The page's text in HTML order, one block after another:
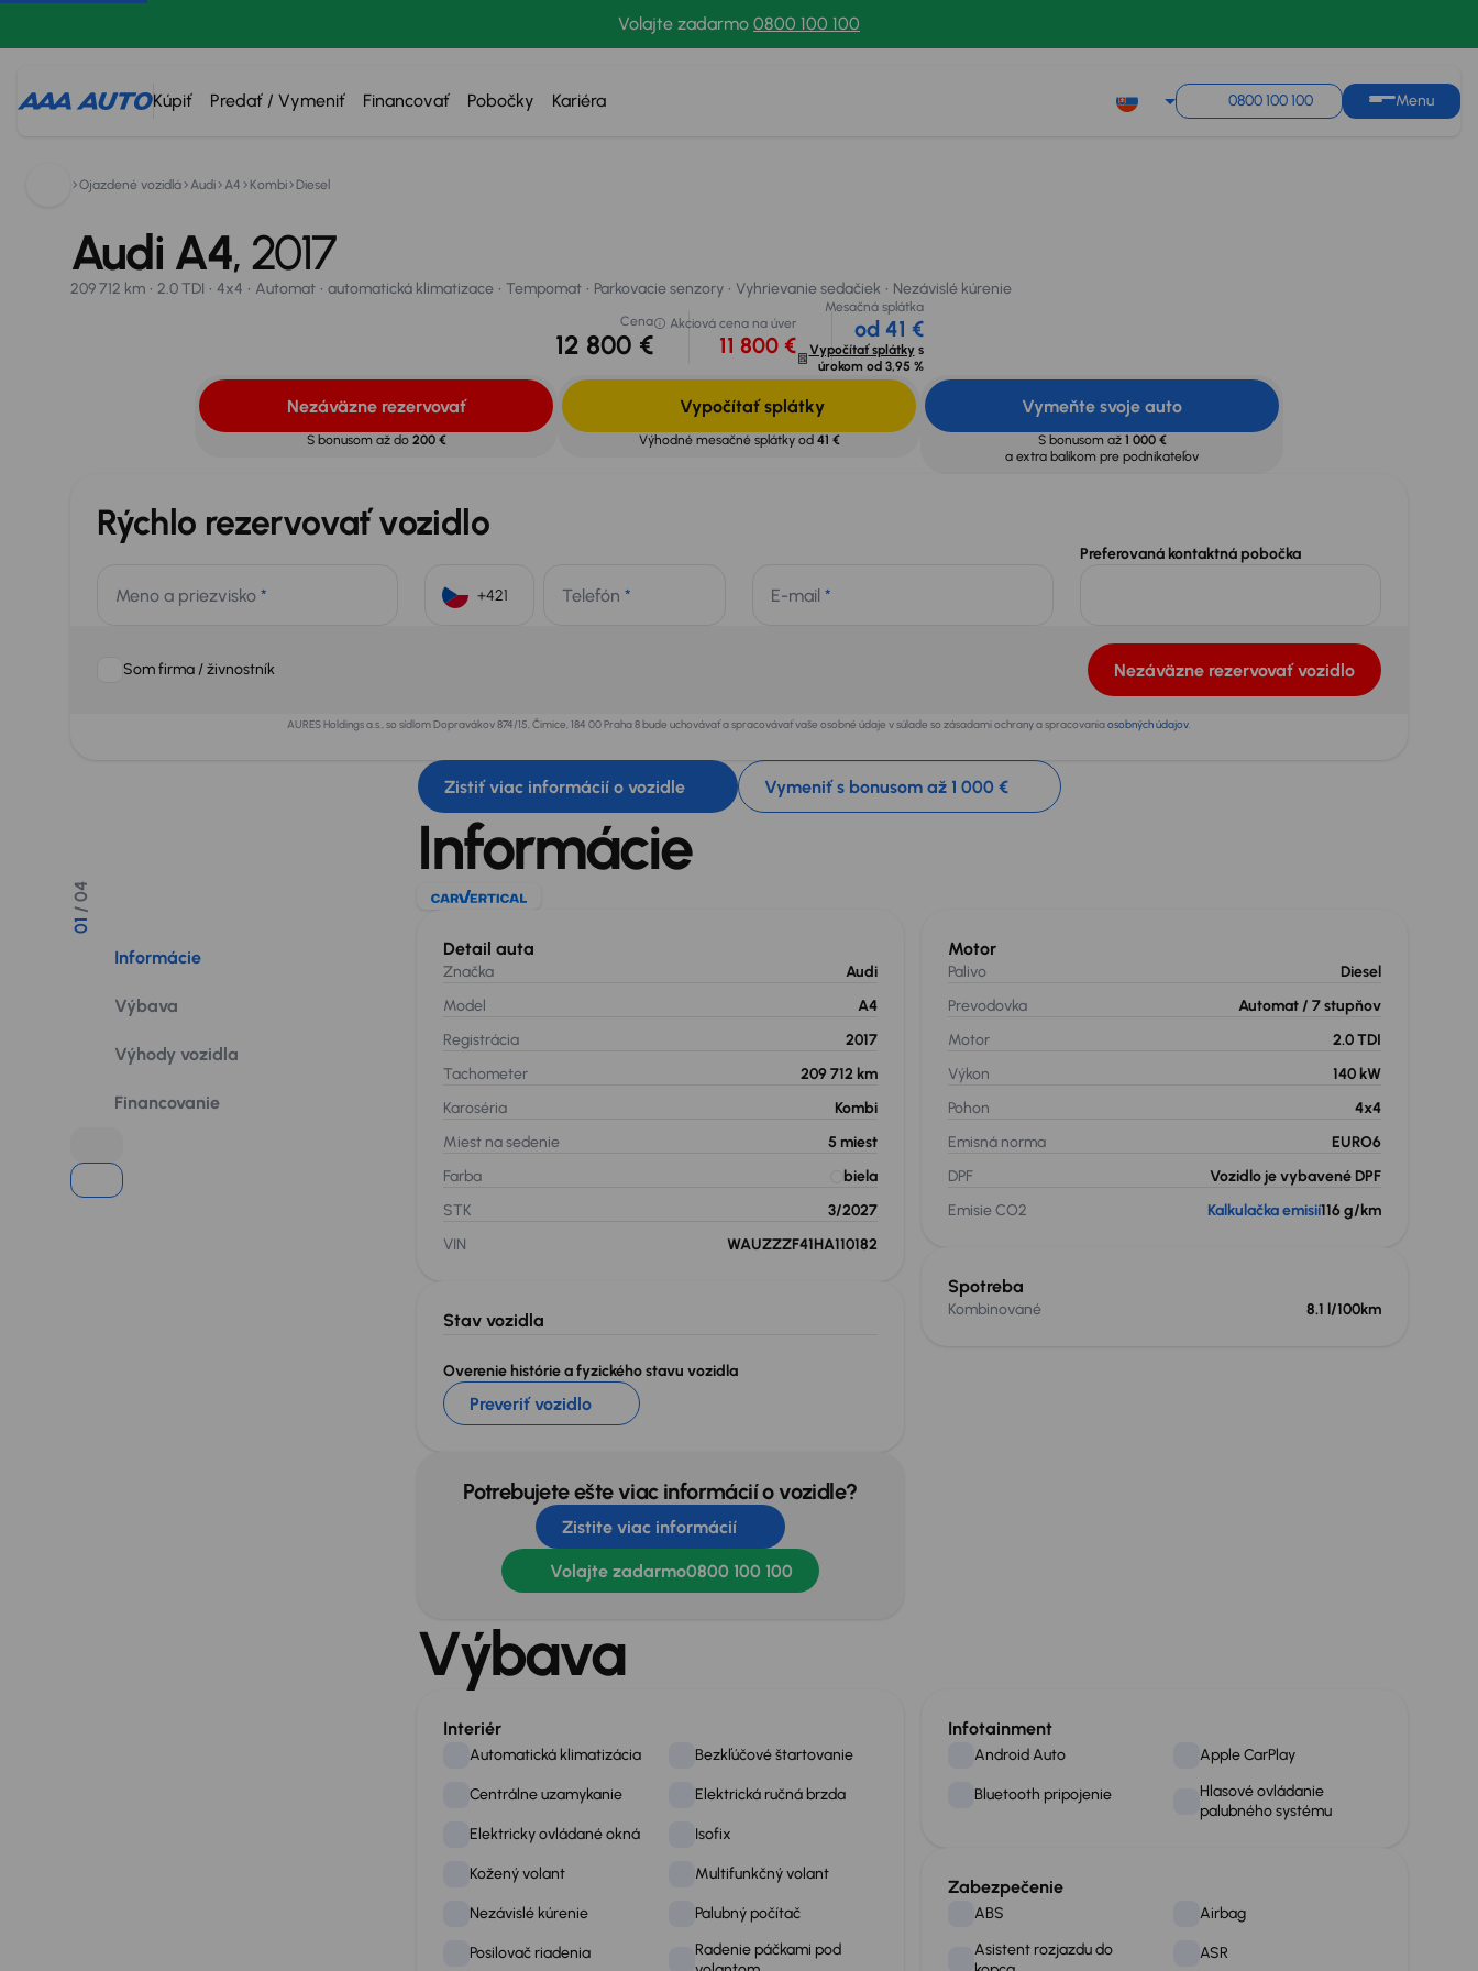
Volajte zadarmo 0800 100 100
Kúpiť Predať / Vymeniť Financovať Pobočky Kariéra 0800 100 100 Menu
Ojazdené vozidlá Audi A4 Kombi Diesel
Audi A4, 2017
209 712 km 2.0 TDI 4x4 Automat automatická klimatizace Tempomat Parkovacie senzory Vyhrievanie sedačiek Nezávislé kúrenie
Cena
12 800 €
Akciová cena na úver
11 800 €
Mesačná splátka
od 41 €
Vypočítať splátkys
úrokom od 3,95 %
Nezáväzne rezervovať
S bonusom až do 200 €
Vypočítať splátky
Výhodné mesačné splátky od 41 €
Vymeňte svoje auto
S bonusom až 1 000 €
a extra balíkom pre podnikateľov
Rýchlo rezervovať vozidlo
Meno a priezvisko * Telefón * E-mail *
Preferovaná kontaktná pobočka
Som firma / živnostník Nezáväzne rezervovať vozidlo
AURES Holdings a.s., so sídlom Dopravákov 874/15, Čimice, 184 00 Praha 8 bude uchovávať a spracovávať vaše osobné údaje v súlade so zásadami ochrany a spracovaniaosobných údajov.
Zistiť viac informácií o vozidle Vymeniť s bonusom až 1 000 €
209 712 km 2.0 TDI 4x4 Automat automatická klimatizace
01
/ 04
Informácie
Výbava
Výhody vozidla
Financovanie
Informácie
Detail auta
Značka
Audi
Model
A4
Registrácia
2017
Tachometer
209 712 km
Karoséria
Kombi
Miest na sedenie
5 miest
Farba
biela
STK
3/2027
VIN
WAUZZZF41HA110182
Stav vozidla
Overenie histórie a fyzického stavu vozidla
Preveriť vozidlo
Potrebujete ešte viac informácií o vozidle?
Zistite viac informácií
Volajte zadarmo0800 100 100
Motor
Palivo
Diesel
Prevodovka
Automat / 7 stupňov
Motor
2.0 TDI
Výkon
140 kW
Pohon
4x4
Emisná norma
EURO6
DPF
Vozidlo je vybavené DPF
Emisie CO2
Kalkulačka emisií116 g/km
Spotreba
Kombinované 8.1 l/100km
Výbava
Interiér
Automatická klimatizácia Bezkľúčové štartovanie
Centrálne uzamykanie Elektrická ručná brzda
Elektricky ovládané okná Isofix
Kožený volant Multifunkčný volant
Nezávislé kúrenie Palubný počítač
Posilovač riadenia
Radenie páčkami pod
Infotainment
Android Auto Apple CarPlay
Bluetooth pripojenie
Hlasové ovládanie
palubného systému
Zabezpečenie
ABS
Airbag
Asistent rozjazdu do
ASR